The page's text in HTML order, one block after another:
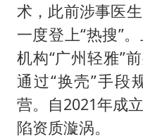
多
万
制
术，此前涉事医
一度登上“热搜”
机构“广州轻雅”
通过“换壳”手段
营。自2021年成
陷资质漩涡。